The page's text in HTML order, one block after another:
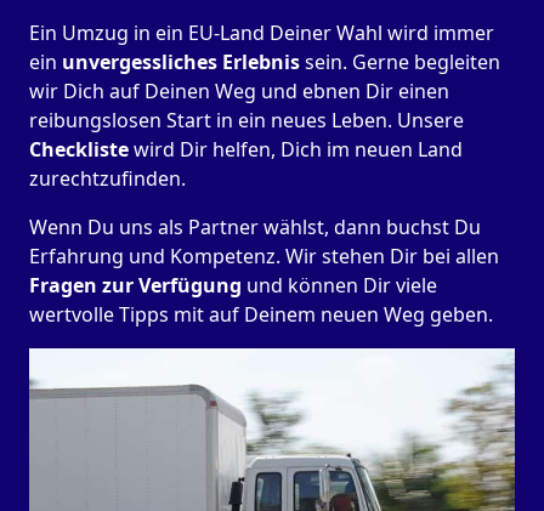
Ein Umzug in ein EU-Land Deiner Wahl wird immer
ein unvergessliches Erlebnissein. Gerne begleiten
wir Dich auf Deinen Weg und ebnen Dir einen
reibungslosen Start in ein neues Leben. Unsere
Checklistewird Dir helfen, Dich im neuen Land
zurechtzufinden.
Wenn Du uns als Partner wählst, dann buchst Du
Erfahrung und Kompetenz. Wir stehen Dir bei allen
Fragen zur Verfügung und können Dir viele
wertvolle Tipps mit auf Deinem neuen Weg geben.